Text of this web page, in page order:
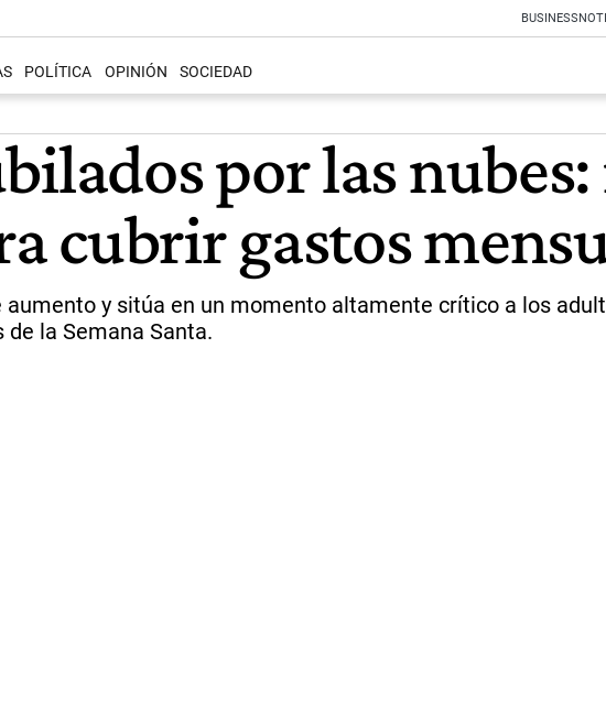
BUSINESS
POLÍTICA OPINIÓN SOCIEDAD
por las
cubrir gastos
aumento y sitúa en un momento altamente crítico a los
de la Semana Santa.